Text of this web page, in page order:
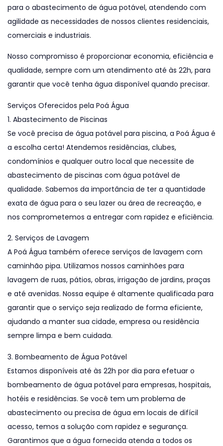
para o abastecimento de água potável, atendendo com
agilidade as necessidades de nossos clientes residenciais,
comerciais e industriais.
Nosso compromisso é proporcionar economia, eficiência e
qualidade, sempre com um atendimento até às 22h, para
garantir que você tenha água disponível quando precisar.
Serviços Oferecidos pela Poá Água
1. Abastecimento de Piscinas
Se você precisa de água potável para piscina, a Poá Água é
a escolha certa! Atendemos residências, clubes,
condomínios e qualquer outro local que necessite de
abastecimento de piscinas com água potável de
qualidade. Sabemos da importância de ter a quantidade
exata de água para o seu lazer ou área de recreação, e
nos comprometemos a entregar com rapidez e eficiência.
2. Serviços de Lavagem
A Poá Água também oferece serviços de lavagem com
caminhão pipa. Utilizamos nossos caminhões para
lavagem de ruas, pátios, obras, irrigação de jardins, praças
e até avenidas. Nossa equipe é altamente qualificada para
garantir que o serviço seja realizado de forma eficiente,
ajudando a manter sua cidade, empresa ou residência
sempre limpa e bem cuidada.
3. Bombeamento de Água Potável
Estamos disponíveis até às 22h por dia para efetuar o
bombeamento de água potável para empresas, hospitais,
hotéis e residências. Se você tem um problema de
abastecimento ou precisa de água em locais de difícil
acesso, temos a solução com rapidez e segurança.
Garantimos que a água fornecida atenda a todos os